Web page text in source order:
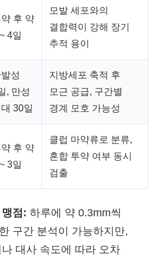
후 약
4일
모발 세포와의
결합력이 강해 장기
추적 용이
성
, 만성
30일
지방세포 축적 후
모근 공급, 구간별
경계 모호 가능성
후 약
3일
클럽 마약류로 분류,
혼합 투약 여부 동시
검출
점: 하루에 약 0.3mm씩
구간 분석이 가능하지만,
대사 속도에 따라 오차